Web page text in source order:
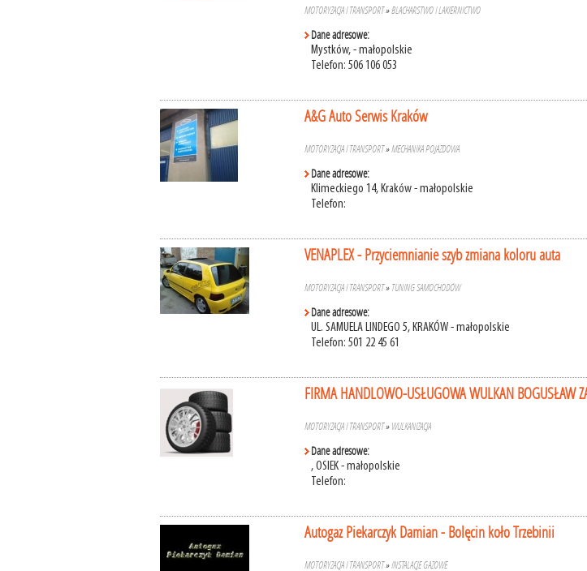
MOTORYZACJA I TRANSPORT»BLACHARSTWO I LAKIERNICTWO
Dane adresowe:
Mystków, - małopolskie
Telefon: 506 106 053
A&G Auto Serwis Kraków
MOTORYZACJA I TRANSPORT»MECHANIKA POJAZDOWA
Dane adresowe:
Klimeckiego 14, Kraków - małopolskie
Telefon:
VENAPLEX - Przyciemnianie szyb zmiana koloru auta
MOTORYZACJA I TRANSPORT» TUNING SAMOCHODÓW
Dane adresowe:
UL. SAMUELA LINDEGO 5, KRAKÓW - małopolskie
Telefon: 501 22 45 61
FIRMA HANDLOWO-USŁUGOWA WULKAN BOGUSŁAW
MOTORYZACJA I TRANSPORT» WULKANIZACJA
Dane adresowe:
, OSIEK - małopolskie
Telefon:
Autogaz Piekarczyk Damian - Bolęcin koło Trzebinii
MOTORYZACJA I TRANSPORT»INSTALACJE GAZOWE